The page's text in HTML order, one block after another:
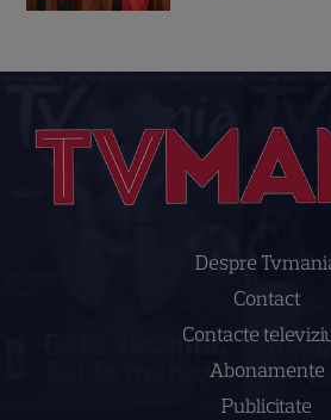
Despre
Contact
Contacte
Abonamente
Publicitate